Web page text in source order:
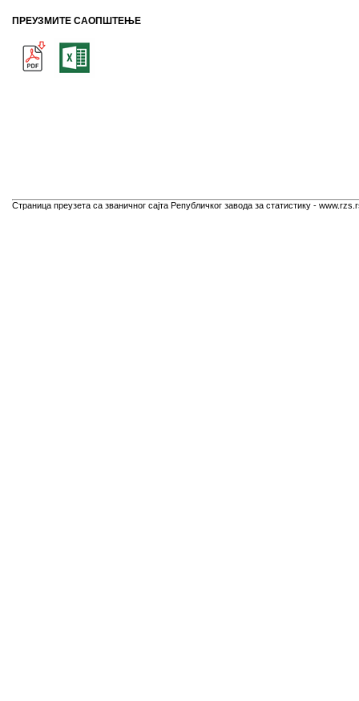
ПРЕУЗМИТЕ САОПШТЕЊЕ
Страница преузета са званичног сајта Републичког завода за статистику -